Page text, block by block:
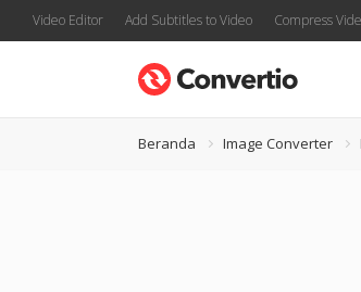
Video Editor Add Subtitles to Video Compress
Beranda Image Converter